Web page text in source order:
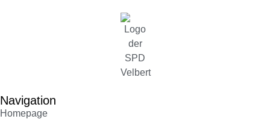
Navigation
Homepage